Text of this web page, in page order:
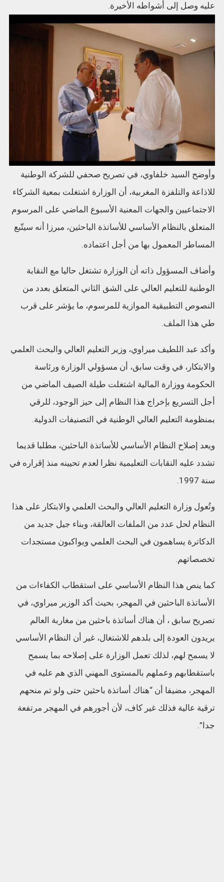
عليه وصل إلى أشواطه الأخيرة.
وأوضح السيد خلفاوي، في تصريح صحفي للشركة الوطنية
للاذاعة والتلفزة المغربية، أن الوزارة اشتغلت بمعية الشركاء
الاجتماعيين والجهات المعنية الأسبوع الماضي على المرسوم
المتعلق بالنظام الأساسي للأساتذة الباحثين، مبرزا أنه سيتّبع
المساطر المعمول بها من أجل اعتماده.
وأضاف المسؤول ذاته أن الوزارة تشتغل حاليا مع النقابة
الوطنية للتعليم العالي على الشق الثاني المتعلق بعدد من
النصوص التطبيقية الموازية للمرسوم، ما يؤشر على قرب
طي هذا الملف.
وأكد عبد اللطيف ميراوي، وزير التعليم العالي والبحث العلمي
والابتكار، في وقت سابق، أن مسؤولي الوزارة ورئاسة
الحكومة ووزارة المالية اشتغلت طيلة الصيف الماضي من
أجل التسريع بإخراج هذا النظام إلى حيز الوجود، للرقي
بمنظومة التعليم العالي الوطنية في التصنيفات الدولية.
ويعد إصلاح النظام الأساسي للأساتذة الباحثين، مطلبا قديما
تشدد عليه النقابات التعليمية نظرا لعدم تحيينه منذ إقراره في
سنة 1997.
وتُعول وزارة التعليم العالي والبحث العلمي والابتكار على هذا
النظام لحل عدد من الملفات العالقة، وبناء جيل جديد من
الدكاترة يساهمون في البحث العلمي ويواكبون مستجدات
تخصصاتهم.
كما ينص هذا النظام الأساسي على استقطاب الكفاءات من
الأساتذة الباحثين في المهجر، بحيث أكد الوزير ميراوي، في
تصريح سابق ، أن هناك أساتذة باحثين من مغاربة العالم
يريدون العودة إلى بلدهم للاشتغال، غير أن النظام الأساسي
لا يسمح لهم، لذلك تعمل الوزارة على إصلاحه بما يسمح
باستقطابهم وعملهم بالمستوى المهني الذي هم عليه في
المهجر، مضيفا أن “هناك أساتذة باحثين حتى ولو تم منحهم
ترقية عالية فذلك غير كاف، لأن أجورهم في المهجر مرتفعة
جدا”.